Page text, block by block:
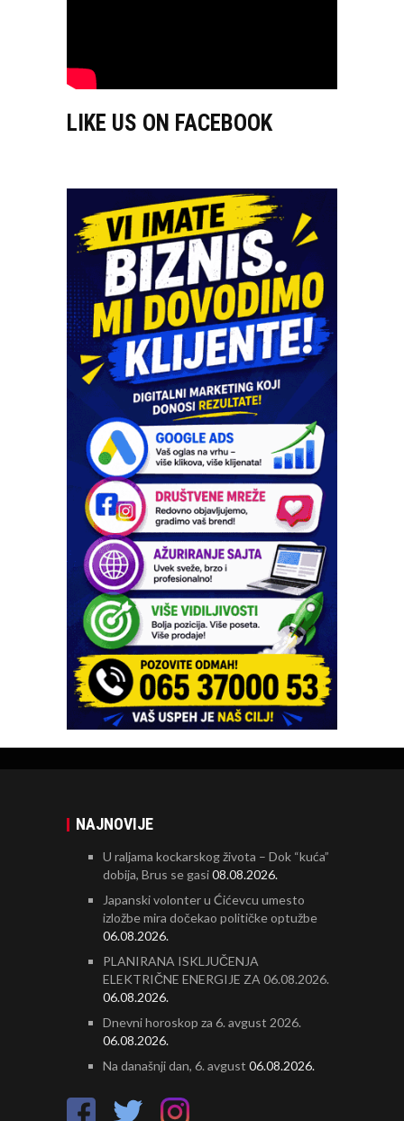
LIKE US ON FACEBOOK
NAJNOVIJE
U raljama kockarskog života – Dok “kuća”
dobija, Brus se gasi08.08.2026.
Japanski volonter u Ćićevcu umesto
izložbe mira dočekao političke optužbe
06.08.2026.
PLANIRANA ISKLJUČENJA
ELEKTRIČNE ENERGIJE ZA 06.08.2026.
06.08.2026.
Dnevni horoskop za 6. avgust 2026.
06.08.2026.
Na današnji dan, 6. avgust 06.08.2026.